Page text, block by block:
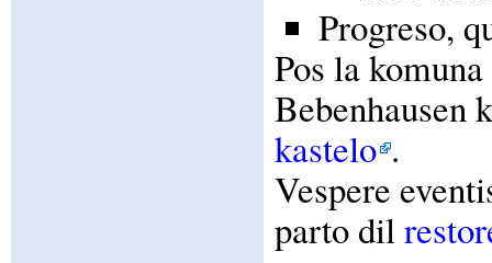
Progreso,
Pos la
Bebenhausen
kastelo .
Vespere
parto dil